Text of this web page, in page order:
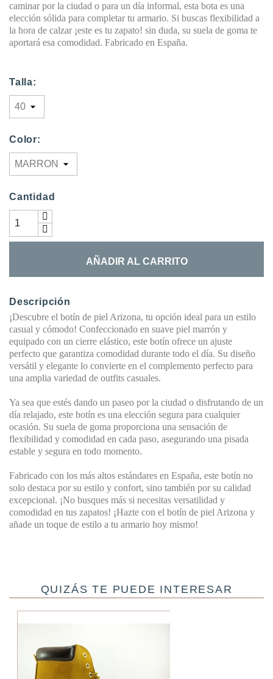
caminar por la ciudad o para un día informal, esta bota es una
elección sólida para completar tu armario. Si buscas flexibilidad a
la hora de calzar ¡este es tu zapato! sin duda, su suela de goma te
aportará esa comodidad. Fabricado en España.
Talla:
Color:
Cantidad
AÑADIR AL CARRITO
Descripción
¡Descubre el botín de piel Arizona, tu opción ideal para un estilo
casual y cómodo! Confeccionado en suave piel marrón y
equipado con un cierre elástico, este botín ofrece un ajuste
perfecto que garantiza comodidad durante todo el día. Su diseño
versátil y elegante lo convierte en el complemento perfecto para
una amplia variedad de outfits casuales.
Ya sea que estés dando un paseo por la ciudad o disfrutando de un
día relajado, este botín es una elección segura para cualquier
ocasión. Su suela de goma proporciona una sensación de
flexibilidad y comodidad en cada paso, asegurando una pisada
estable y segura en todo momento.
Fabricado con los más altos estándares en España, este botín no
solo destaca por su estilo y confort, sino también por su calidad
excepcional. ¡No busques más si necesitas versatilidad y
comodidad en tus zapatos! ¡Hazte con el botín de piel Arizona y
añade un toque de estilo a tu armario hoy mismo!
QUIZÁS TE PUEDE INTERESAR